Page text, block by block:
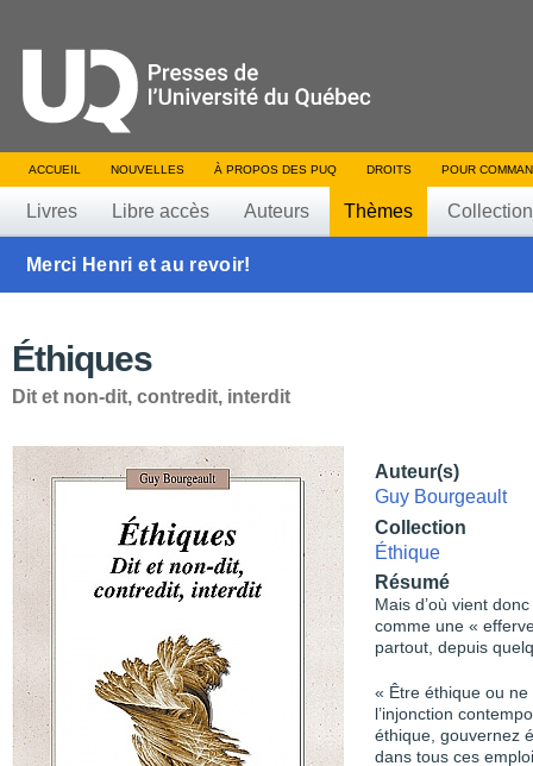
ACCUEIL NOUVELLES À PROPOS DES PUQ DROITS POUR
Livres Libre accès Auteurs Thèmes
Merci Henri et au revoir!
Éthiques
Dit et non-dit, contredit, interdit
Auteur(s)
Guy Bourgeault
Collection
Éthique
Résumé
Mais d’où vient
comme une «
partout, depuis
« Être éthique ou ne
l’injonction
éthique, gouvernez
dans tous ces